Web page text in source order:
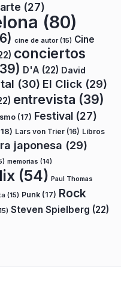
arte (27)
(80)
cine de autor(15) Cine
conciertos
D'A (22) David
(30) El Click (29)
entrevista (39)
(17) Festival (27)
Lars von Trier (16) Libros
japonesa (29)
memorias (14)
(54) Paul Thomas
(15) Punk (17) Rock
Steven Spielberg (22)